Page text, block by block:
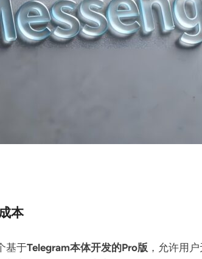
本
基于Telegram本体开发的Pro版 ，允许用